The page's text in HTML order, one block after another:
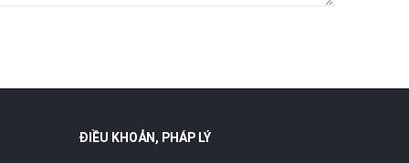
ĐIỀU KHOẢN, PHÁP LÝ